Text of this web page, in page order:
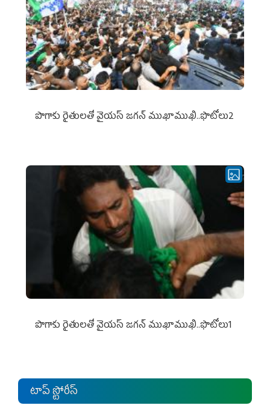
పొగాకు రైతుల‌తో వైయ‌స్ జ‌గ‌న్ ముఖాముఖి..ఫొటోలు2
పొగాకు రైతుల‌తో వైయ‌స్ జ‌గ‌న్ ముఖాముఖి..ఫొటోలు1
టాప్ స్టోరీస్